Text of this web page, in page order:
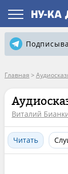
Главная >
Виталий
Читать